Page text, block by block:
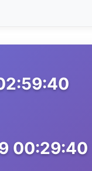
00:29:40